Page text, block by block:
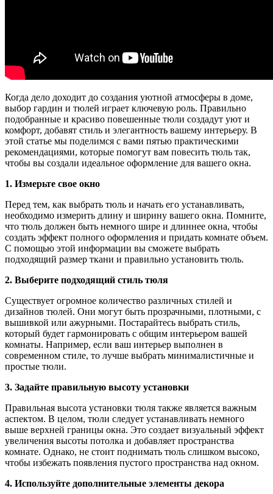
Когда дело доходит до создания уютной атмосферы в доме,
выбор гардин и тюлей играет ключевую роль. Правильно
подобранные и красиво повешенные тюли создадут уют и
комфорт, добавят стиль и элегантность вашему интерьеру. В
этой статье мы поделимся с вами пятью практическими
рекомендациями, которые помогут вам повесить тюль так,
чтобы вы создали идеальное оформление для вашего окна.
1. Измерьте свое окно
Перед тем, как выбрать тюль и начать его устанавливать,
необходимо измерить длину и ширину вашего окна. Помните,
что тюль должен быть немного шире и длиннее окна, чтобы
создать эффект полного оформления и придать комнате объем.
С помощью этой информации вы сможете выбрать
подходящий размер ткани и правильно установить тюль.
2. Выберите подходящий стиль тюля
Существует огромное количество различных стилей и
дизайнов тюлей. Они могут быть прозрачными, плотными, с
вышивкой или ажурными. Постарайтесь выбрать стиль,
который будет гармонировать с общим интерьером вашей
комнаты. Например, если ваш интерьер выполнен в
современном стиле, то лучше выбрать минималистичные и
простые тюли.
3. Задайте правильную высоту установки
Правильная высота установки тюля также является важным
аспектом. В целом, тюли следует устанавливать немного
выше верхней границы окна. Это создает визуальный эффект
увеличения высоты потолка и добавляет пространства
комнате. Однако, не стоит поднимать тюль слишком высоко,
чтобы избежать появления пустого пространства над окном.
4. Используйте дополнительные элементы декора